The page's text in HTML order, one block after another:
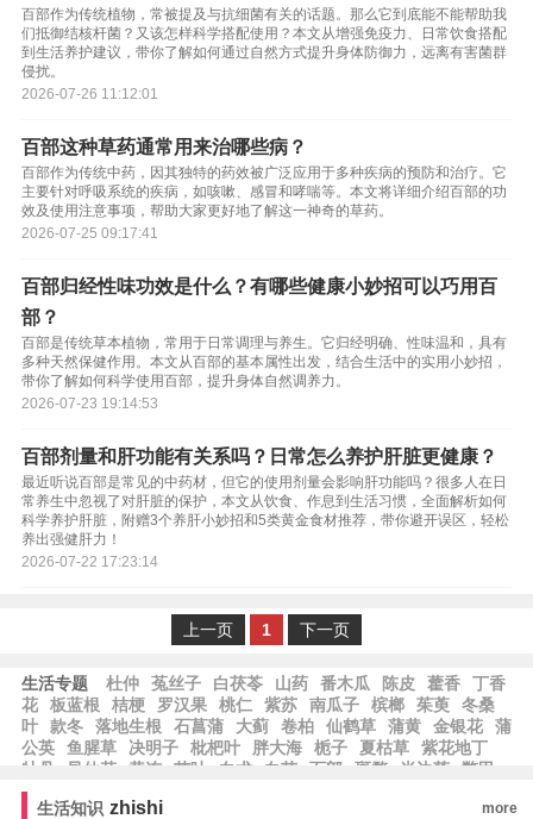
百部作为传统植物，常被提及与抗细菌有关的话题。那么它到底能不能帮助我
们抵御结核杆菌？又该怎样科学搭配使用？本文从增强免疫力、日常饮食搭配
到生活养护建议，带你了解如何通过自然方式提升身体防御力，远离有害菌群
侵扰。
2026-07-26 11:12:01
百部这种草药通常用来治哪些病？
百部作为传统中药，因其独特的药效被广泛应用于多种疾病的预防和治疗。它
主要针对呼吸系统的疾病，如咳嗽、感冒和哮喘等。本文将详细介绍百部的功
效及使用注意事项，帮助大家更好地了解这一神奇的草药。
2026-07-25 09:17:41
百部归经性味功效是什么？有哪些健康小妙招可以巧用百
部？
百部是传统草本植物，常用于日常调理与养生。它归经明确、性味温和，具有
多种天然保健作用。本文从百部的基本属性出发，结合生活中的实用小妙招，
带你了解如何科学使用百部，提升身体自然调养力。
2026-07-23 19:14:53
百部剂量和肝功能有关系吗？日常怎么养护肝脏更健康？
最近听说百部是常见的中药材，但它的使用剂量会影响肝功能吗？很多人在日
常养生中忽视了对肝脏的保护，本文从饮食、作息到生活习惯，全面解析如何
科学养护肝脏，附赠3个养肝小妙招和5类黄金食材推荐，带你避开误区，轻松
养出强健肝力！
2026-07-22 17:23:14
上一页 1 下一页
生活专题 杜仲 菟丝子 白茯苓 山药 番木瓜 陈皮 藿香
丁香
花
板蓝根 桔梗 罗汉果 桃仁 紫苏 南瓜子 槟榔 茱萸
冬桑
叶
款冬 落地生根 石菖蒲 大蓟 卷柏 仙鹤草 蒲黄 金银花
蒲
公英
鱼腥草 决明子 枇杷叶 胖大海 栀子 夏枯草
紫花地丁
牡丹
凤仙花 黄连 艾叶 白术 白芷 百部 斑蝥 半边莲
鳖甲
冰片
生活知识 zhishi more